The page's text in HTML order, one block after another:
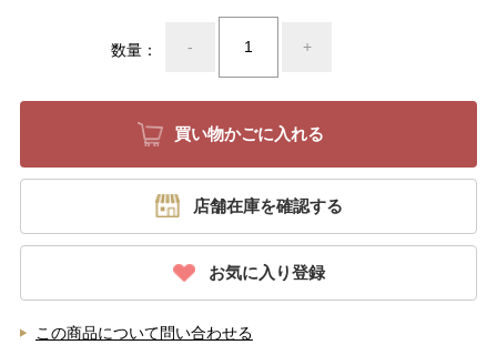
数量： - +
お気に入り登録
店舗在庫を確認する
この商品について問い合わせる